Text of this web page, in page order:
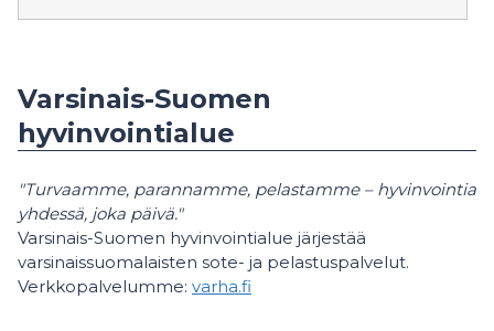
Varsinais-Suomen
hyvinvointialue
"Turvaamme, parannamme, pelastamme – hyvinvointia
yhdessä, joka päivä."
Varsinais-Suomen hyvinvointialue järjestää
varsinaissuomalaisten sote- ja pelastuspalvelut.
Verkkopalvelumme: varha.fi